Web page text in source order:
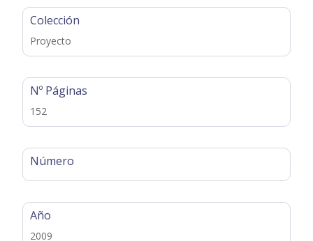
Colección
Proyecto
Nº Páginas
152
Número
Año
2009